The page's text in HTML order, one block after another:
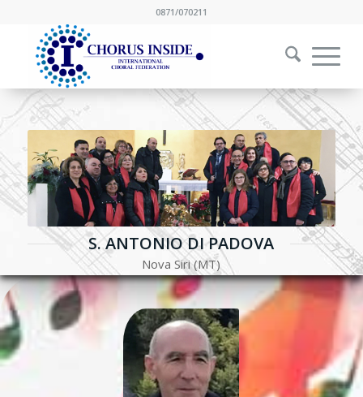
0871/070211
S. ANTONIO DI PADOVA
Nova Siri (MT)